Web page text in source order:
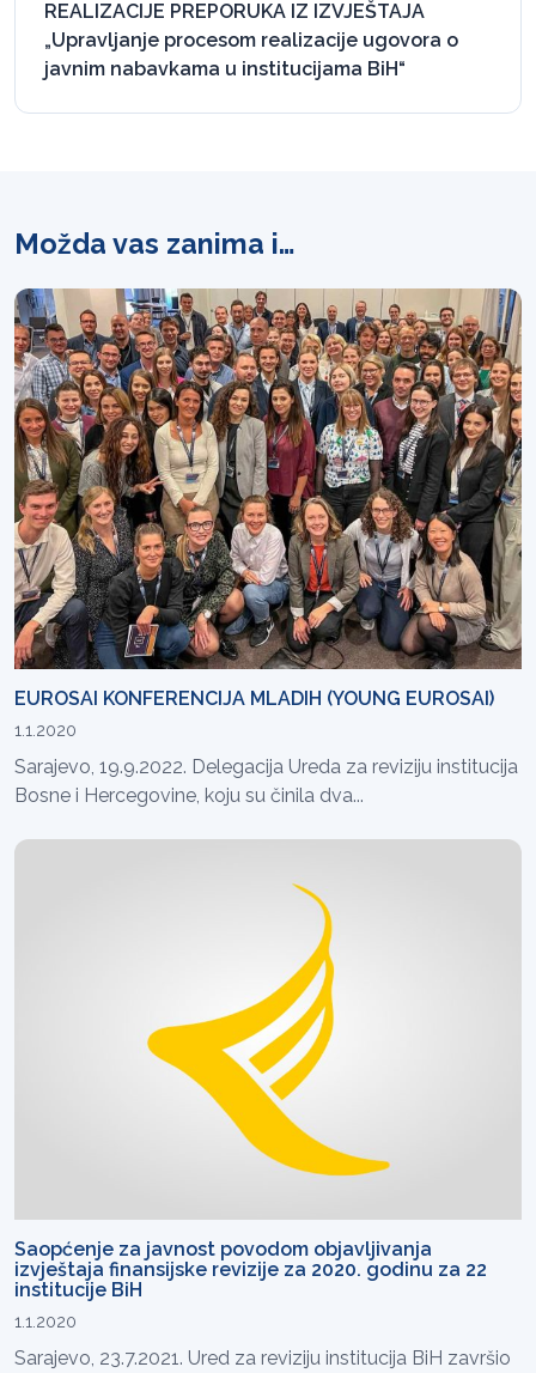
REALIZACIJE PREPORUKA IZ IZVJEŠTAJA
„Upravljanje procesom realizacije ugovora o
javnim nabavkama u institucijama BiH“
Možda vas zanima i…
EUROSAI KONFERENCIJA MLADIH (YOUNG EUROSAI)
1.1.2020
Sarajevo, 19.9.2022. Delegacija Ureda za reviziju institucija
Bosne i Hercegovine, koju su činila dva...
Saopćenje za javnost povodom objavljivanja
izvještaja finansijske revizije za 2020. godinu za 22
institucije BiH
1.1.2020
Sarajevo, 23.7.2021. Ured za reviziju institucija BiH završio